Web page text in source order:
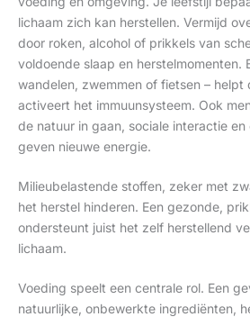
lichaam zich kan herstellen. Vermijd
door roken, alcohol of prikkels van
voldoende slaap en herstelmomenten.
wandelen, zwemmen of fietsen – helpt
activeert het immuunsysteem. Ook
de natuur in gaan, sociale interactie
geven nieuwe energie.
Milieubelastende stoffen, zeker met
het herstel hinderen. Een gezonde,
ondersteunt juist het zelf herstellend
lichaam.
Voeding speelt een centrale rol. Een
natuurlijke, onbewerkte ingrediënten,